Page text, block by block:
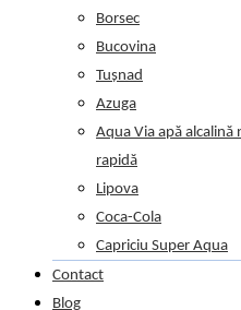
Borsec
Bucovina
Tușnad
Azuga
Aqua Via apă
rapidă
Lipova
Coca-Cola
Capriciu Super Aqua
Contact
Blog